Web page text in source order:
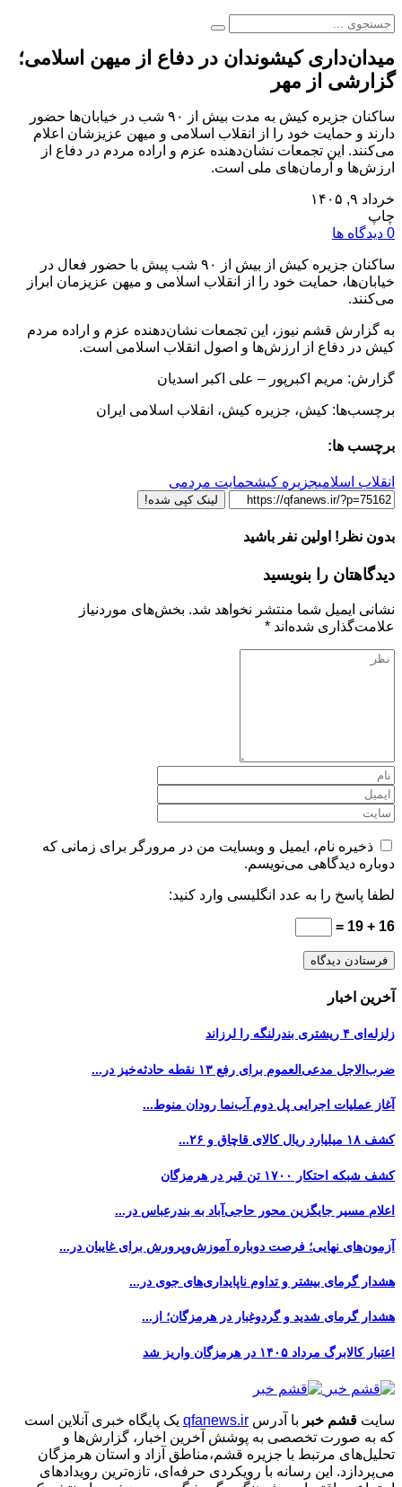
میدان‌داری کیشوندان در دفاع از میهن اسلامی؛
گزارشی از مهر
ساکنان جزیره کیش به مدت بیش از ۹۰ شب در خیابان‌ها حضور
دارند و حمایت خود را از انقلاب اسلامی و میهن عزیزشان اعلام
می‌کنند. این تجمعات نشان‌دهنده عزم و اراده مردم در دفاع از
ارزش‌ها و آرمان‌های ملی است.
خرداد ۹, ۱۴۰۵
چاپ
0 دیدگاه ها
ساکنان جزیره کیش از بیش از ۹۰ شب پیش با حضور فعال در
خیابان‌ها، حمایت خود را از انقلاب اسلامی و میهن عزیزمان ابراز
می‌کنند.
به گزارش قشم نیوز، این تجمعات نشان‌دهنده عزم و اراده مردم
کیش در دفاع از ارزش‌ها و اصول انقلاب اسلامی است.
گزارش: مریم اکبرپور – علی اکبر اسدیان
برچسب‌ها: کیش، جزیره کیش، انقلاب اسلامی ایران
برچسب ها:
انقلاب اسلامیجزیره کیشحمایت مردمی
لینک کپی شده!
بدون نظر! اولین نفر باشید
دیدگاهتان را بنویسید
نشانی ایمیل شما منتشر نخواهد شد. بخش‌های موردنیاز
علامت‌گذاری شده‌اند *
ذخیره نام، ایمیل و وبسایت من در مرورگر برای زمانی که
دوباره دیدگاهی می‌نویسم.
لطفا پاسخ را به عدد انگلیسی وارد کنید:
16 + 19 =
آخرین اخبار
زلزله‌ای ۴ ریشتری بندرلنگه را لرزاند
ضرب‌الاجل مدعی‌العموم برای رفع ۱۳ نقطه حادثه‌خیز در...
آغاز عملیات اجرایی پل دوم آب‌نما رودان منوط...
کشف ۱۸ میلیارد ریال کالای قاچاق و ۲۶...
کشف شبکه احتکار ۱۷۰۰ تن قیر در هرمزگان
اعلام مسیر جایگزین محور حاجی‌آباد به بندرعباس در...
آزمون‌های نهایی؛ فرصت دوباره آموزش‌وپرورش برای غایبان در...
هشدار گرمای بیشتر و تداوم ناپایداری‌های جوی در...
هشدار گرمای شدید و گردوغبار در هرمزگان؛ از...
اعتبار کالابرگ مرداد ۱۴۰۵ در هرمزگان واریز شد
سایت قشم خبر با آدرس qfanews.ir یک پایگاه خبری آنلاین است
که به صورت تخصصی به پوشش آخرین اخبار، گزارش‌ها و
تحلیل‌های مرتبط با جزیره قشم،مناطق آزاد و استان هرمزگان
می‌پردازد. این رسانه با رویکردی حرفه‌ای، تازه‌ترین رویدادهای